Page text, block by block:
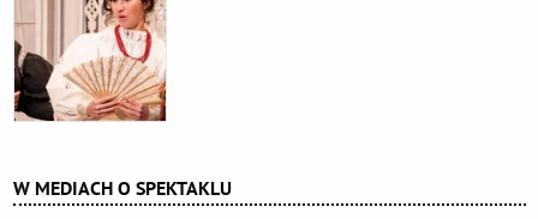
W MEDIACH O SPEKTAKLU